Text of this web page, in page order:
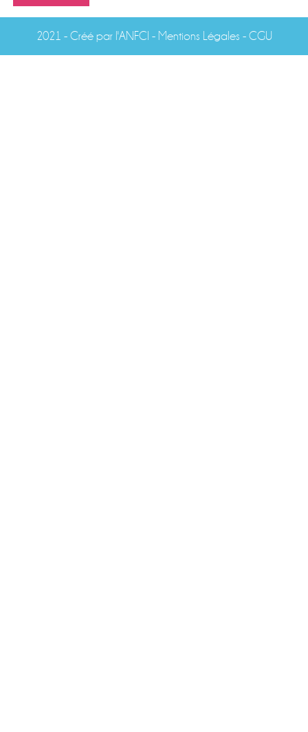
2021 - Créé par l'ANFCI - Mentions Légales - CGU